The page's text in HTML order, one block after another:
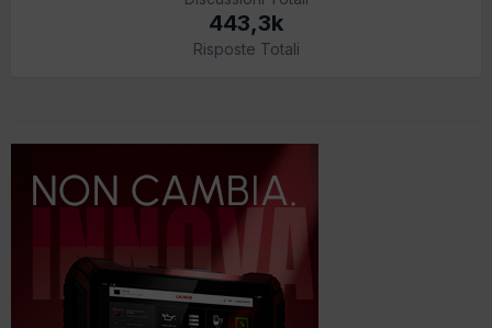
443,3k
Risposte Totali